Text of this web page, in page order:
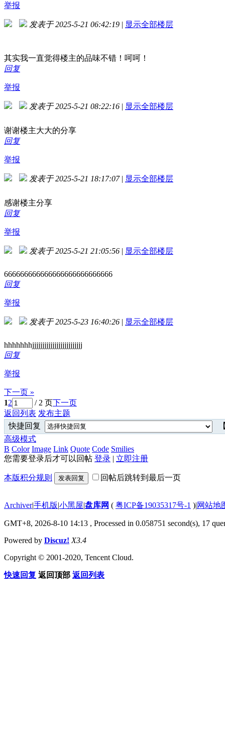
举报
发表于 2025-5-21 06:42:19 | 显示全部楼层
其实我一直觉得楼主的品味不错！呵呵！
回复
举报
发表于 2025-5-21 08:22:16 | 显示全部楼层
谢谢楼主大大的分享
回复
举报
发表于 2025-5-21 18:17:07 | 显示全部楼层
感谢楼主分享
回复
举报
发表于 2025-5-21 21:05:56 | 显示全部楼层
666666666666666666666666666
回复
举报
发表于 2025-5-23 16:40:26 | 显示全部楼层
hhhhhhhjjjjjjjjjjjjjjjjjjjjjjjjj
回复
举报
下一页 »
12 / 2 页下一页
返回列表 发布主题
快捷回复
高级模式
B Color Image Link Quote Code Smilies
您需要登录后才可以回帖 登录 | 立即注册
本版积分规则 发表回复 回帖后跳转到最后一页
Archiver|手机版|小黑屋|盘库网 ( 粤ICP备19035317号-1 )|网站地
GMT+8, 2026-8-10 14:13 , Processed in 0.058751 second(s), 17
Powered by Discuz! X3.4
Copyright © 2001-2020, Tencent Cloud.
快速回复 返回顶部 返回列表